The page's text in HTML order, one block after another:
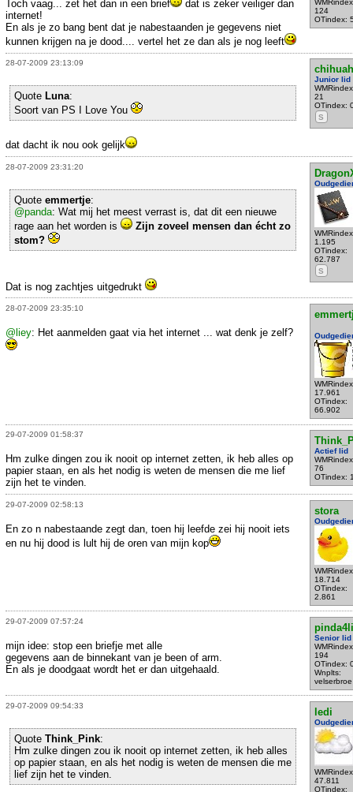
124
OTindex:
Toch vaag... zet het dan in een brief
dat is zeker veiliger dan
internet!
En als je zo bang bent dat je nabestaanden je gegevens niet
kunnen krijgen na je dood.... vertel het ze dan als je nog leeft
28-07-2009 23:13:09
Junior lid
21
OTindex:
S
Quote Luna:
Soort van PS I Love You
dat dacht ik nou ook gelijk
28-07-2009 23:31:20
1.195
OTindex:
62.787
S
Quote emmertje:
@panda: Wat mij het meest verrast is, dat dit een nieuwe
rage aan het worden is
Zijn zoveel mensen dan écht zo
stom?
Dat is nog zachtjes uitgedrukt
28-07-2009 23:35:10
17.961
OTindex:
66.902
@liey: Het aanmelden gaat via het internet ... wat denk je zelf?
29-07-2009 01:58:37
Actief lid
76
OTindex:
Hm zulke dingen zou ik nooit op internet zetten, ik heb alles op
papier staan, en als het nodig is weten de mensen die me lief
zijn het te vinden.
29-07-2009 02:58:13
stora
18.714
OTindex:
2.861
En zo n nabestaande zegt dan, toen hij leefde zei hij nooit iets
en nu hij dood is lult hij de oren van mijn kop
29-07-2009 07:57:24
Senior lid
194
OTindex:
Wnplts:
velserbroe
mijn idee: stop een briefje met alle
gegevens aan de binnekant van je been of arm.
En als je doodgaat wordt het er dan uitgehaald.
29-07-2009 09:54:33
ledi
47.811
OTindex:
Quote Think_Pink:
Hm zulke dingen zou ik nooit op internet zetten, ik heb alles
op papier staan, en als het nodig is weten de mensen die me
lief zijn het te vinden.